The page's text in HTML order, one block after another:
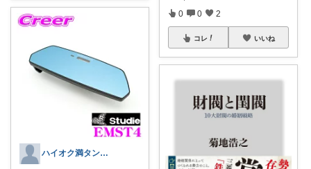
ハイオク満タン多肉
0 0 2
コレ いいね